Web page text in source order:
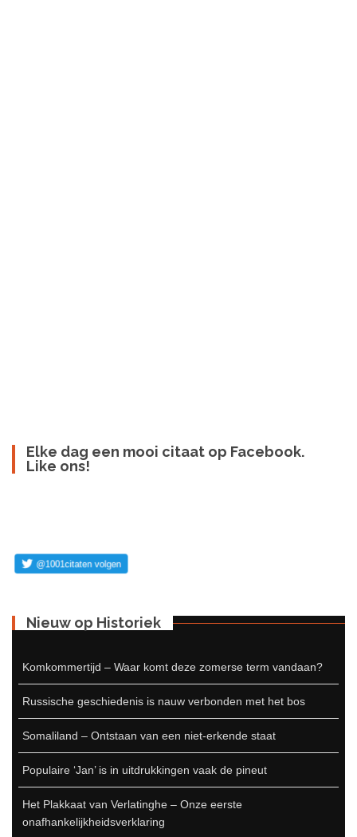
Elke dag een mooi citaat op Facebook.
Like ons!
Nieuw op Historiek
Komkommertijd – Waar komt deze zomerse term vandaan?
Russische geschiedenis is nauw verbonden met het bos
Somaliland – Ontstaan van een niet-erkende staat
Populaire ‘Jan’ is in uitdrukkingen vaak de pineut
Het Plakkaat van Verlatinghe – Onze eerste
onafhankelijkheidsverklaring